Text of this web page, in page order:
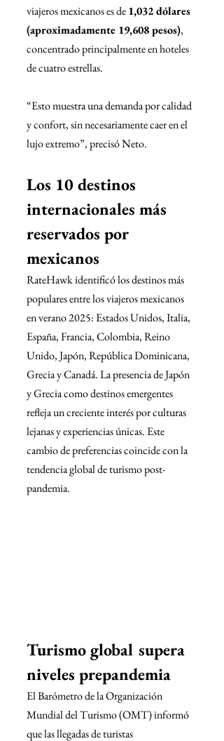
viajeros mexicanos es de 1,032 dólares
(aproximadamente 19,608 pesos),
concentrado principalmente en hoteles
de cuatro estrellas.
“Esto muestra una demanda por calidad
y confort, sin necesariamente caer en el
lujo extremo”, precisó Neto.
Los 10 destinos
internacionales más
reservados por
mexicanos
RateHawk identificó los destinos más
populares entre los viajeros mexicanos
en verano 2025: Estados Unidos, Italia,
España, Francia, Colombia, Reino
Unido, Japón, República Dominicana,
Grecia y Canadá. La presencia de Japón
y Grecia como destinos emergentes
refleja un creciente interés por culturas
lejanas y experiencias únicas. Este
cambio de preferencias coincide con la
tendencia global de turismo post-
pandemia.
Turismo global supera
niveles prepandemia
El Barómetro de la Organización
Mundial del Turismo (OMT) informó
que las llegadas de turistas